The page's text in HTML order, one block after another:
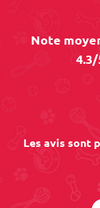
Note
4.3/
Les avis sont